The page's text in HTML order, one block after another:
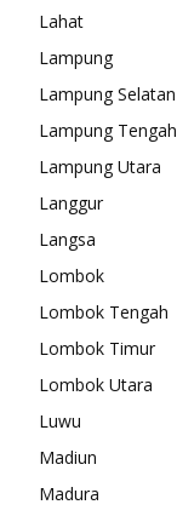
Lahat
Lampung
Lampung Selatan
Lampung Tengah
Lampung Utara
Langgur
Langsa
Lombok
Lombok Tengah
Lombok Timur
Lombok Utara
Luwu
Madiun
Madura